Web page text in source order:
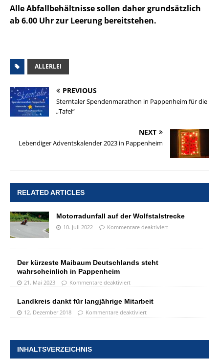
Alle Abfallbehältnisse sollen daher grundsätzlich
ab 6.00 Uhr zur Leerung bereitstehen.
ALLERLEI
PREVIOUS
Sterntaler Spendenmarathon in Pappenheim für die
„Tafel“
NEXT
Lebendiger Adventskalender 2023 in Pappenheim
RELATED ARTICLES
Motorradunfall auf der Wolfstalstrecke
10. Juli 2022 Kommentare deaktiviert
Der kürzeste Maibaum Deutschlands steht
wahrscheinlich in Pappenheim
21. Mai 2023 Kommentare deaktiviert
Landkreis dankt für langjährige Mitarbeit
12. Dezember 2018 Kommentare deaktiviert
INHALTSVERZEICHNIS